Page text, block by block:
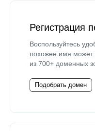
Регистрация
Воспользуйтесь
похожее имя может
из 700+ доменных
Подобрать домен